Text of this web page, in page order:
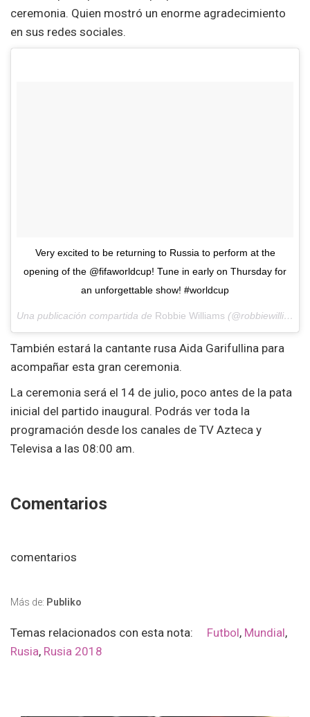
ceremonia. Quien mostró un enorme agradecimiento
en sus redes sociales.
Very excited to be returning to Russia to perform at the
opening of the @fifaworldcup! Tune in early on Thursday for
an unforgettable show! #worldcup
Una publicación compartida de Robbie Williams (@robbiewilliams) el
También estará la cantante rusa Aida Garifullina para
acompañar esta gran ceremonia.
La ceremonia será el 14 de julio, poco antes de la pata
inicial del partido inaugural. Podrás ver toda la
programación desde los canales de TV Azteca y
Televisa a las 08:00 am.
Comentarios
comentarios
Más de: Publiko
Temas relacionados con esta nota: Futbol, Mundial,
Rusia, Rusia 2018